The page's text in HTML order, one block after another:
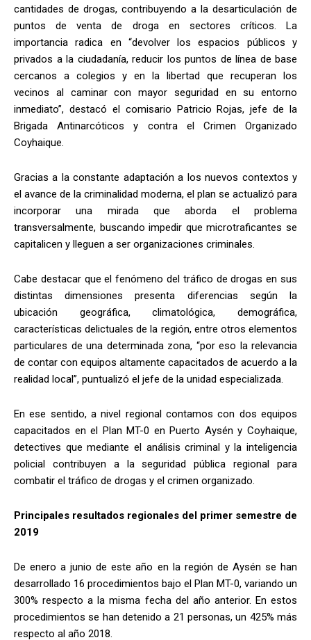
cantidades de drogas, contribuyendo a la desarticulación de
puntos de venta de droga en sectores críticos. La
importancia radica en “devolver los espacios públicos y
privados a la ciudadanía, reducir los puntos de línea de base
cercanos a colegios y en la libertad que recuperan los
vecinos al caminar con mayor seguridad en su entorno
inmediato”, destacó el comisario Patricio Rojas, jefe de la
Brigada Antinarcóticos y contra el Crimen Organizado
Coyhaique.
Gracias a la constante adaptación a los nuevos contextos y
el avance de la criminalidad moderna, el plan se actualizó para
incorporar una mirada que aborda el problema
transversalmente, buscando impedir que microtraficantes se
capitalicen y lleguen a ser organizaciones criminales.
Cabe destacar que el fenómeno del tráfico de drogas en sus
distintas dimensiones presenta diferencias según la
ubicación geográfica, climatológica, demográfica,
características delictuales de la región, entre otros elementos
particulares de una determinada zona, “por eso la relevancia
de contar con equipos altamente capacitados de acuerdo a la
realidad local”, puntualizó el jefe de la unidad especializada.
En ese sentido, a nivel regional contamos con dos equipos
capacitados en el Plan MT-0 en Puerto Aysén y Coyhaique,
detectives que mediante el análisis criminal y la inteligencia
policial contribuyen a la seguridad pública regional para
combatir el tráfico de drogas y el crimen organizado.
Principales resultados regionales del primer semestre de
2019
De enero a junio de este año en la región de Aysén se han
desarrollado 16 procedimientos bajo el Plan MT-0, variando un
300% respecto a la misma fecha del año anterior. En estos
procedimientos se han detenido a 21 personas, un 425% más
respecto al año 2018.